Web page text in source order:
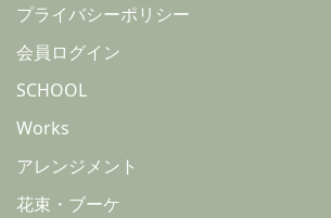
プライバシーポリシー
会員ログイン
SCHOOL
Works
アレンジメント
花束・ブーケ